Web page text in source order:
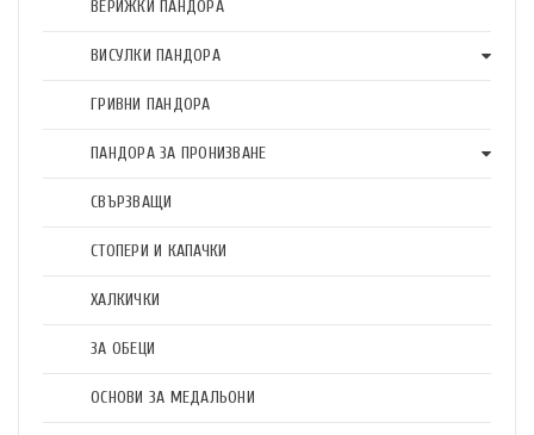
ВЕРИЖКИ ПАНДОРА
ВИСУЛКИ ПАНДОРА
ГРИВНИ ПАНДОРА
ПАНДОРА ЗА ПРОНИЗВАНЕ
СВЪРЗВАЩИ
СТОПЕРИ И КАПАЧКИ
ХАЛКИЧКИ
ЗА ОБЕЦИ
ОСНОВИ ЗА МЕДАЛЬОНИ